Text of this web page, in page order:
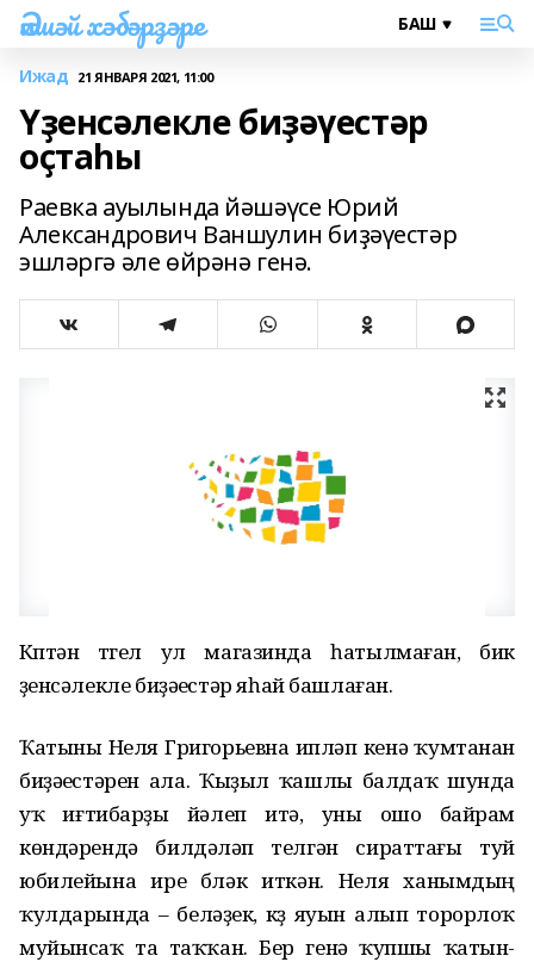
Әлшәй хәбәрҙәре
Ижад 21 ЯНВАРЯ 2021, 11:00
Үҙенсәлекле биҙәүестәр
оҫтаһы
Раевка ауылында йәшәүсе Юрий
Александрович Ваншулин биҙәүестәр
эшләргә әле өйрәнә генә.
Күптән түгел ул магазинда һатылмаған, бик
үҙенсәлекле биҙәүестәр яһай башлаған.
Ҡатыны Неля Григорьевна ипләп кенә ҡумтанан
биҙәүестәрен ала. Ҡыҙыл ҡашлы балдаҡ шунда
уҡ иғтибарҙы йәлеп итә, уны ошо байрам
көндәрендә билдәләп үтелгән сираттағы туй
юбилейына ире бүләк иткән. Неля ханымдың
ҡулдарында – беләҙек, күҙ яуын алып торорлоҡ
муйынсаҡ та таҡҡан. Бер генә ҡупшы ҡатын-